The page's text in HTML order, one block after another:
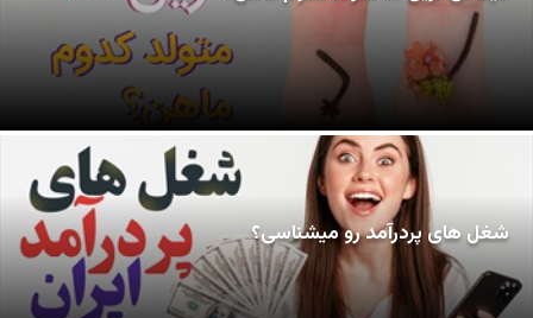
شغل های پردرآمد رو میشناسی؟